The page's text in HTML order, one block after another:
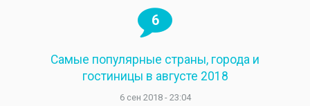
6
Самые популярные страны, города и
гостиницы в августе 2018
6 сен 2018 - 23:04